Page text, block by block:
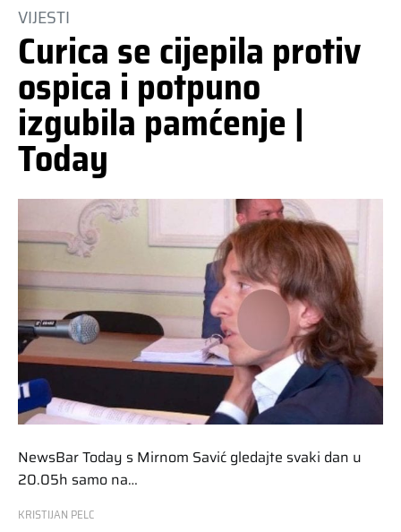
VIJESTI
Curica se cijepila protiv
ospica i potpuno
izgubila pamćenje |
Today
NewsBar Today s Mirnom Savić gledajte svaki dan u
20.05h samo na…
KRISTIJAN PELC